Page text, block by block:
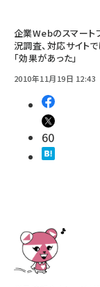
企業Webのスマート
況調査、対応サイト
「効果があった」
2010年11月19日 12:43
60